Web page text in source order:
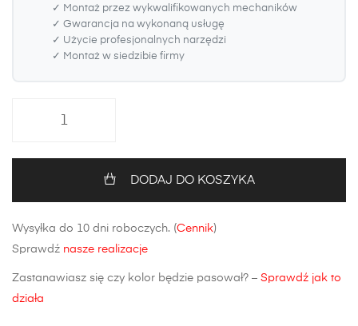
✓ Montaż przez wykwalifikowanych mechaników
✓ Gwarancja na wykonaną usługę
✓ Użycie profesjonalnych narzędzi
✓ Montaż w siedzibie firmy
bez
nakładek
błotników)
DODAJ DO KOSZYKA
Wysyłka do 10 dni roboczych. (Cennik)
Sprawdź nasze realizacje
Zastanawiasz się czy kolor będzie pasował? – Sprawdź jak to
działa